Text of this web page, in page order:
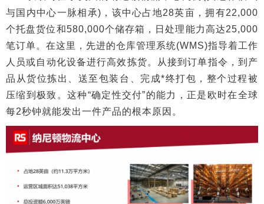
与国内中心一脉相承)，该中心占地28英亩，拥有22,000
个托盘货位和580,000个储存箱，日处理能力高达25,000
笔订单。在这里，先进的仓库管理系统(WMS)指导着工作
人员或自动化设备进行高效拣货。从接到订单指令，到产
品从货位拣出、送至包装台、完成*终打包，整个过程被
压缩到极致。这种“确定性交付”的能力，正是欧时在全球
每2秒钟就能发出一件产品的根本原因。